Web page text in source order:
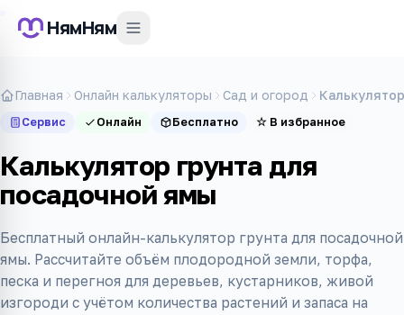
НямНям
Главная Онлайн калькуляторы Сад и огород
Сервис Онлайн Бесплатно ☆ В избранное
Калькулятор грунта для
посадочной ямы
Бесплатный онлайн-калькулятор грунта для посадочной
ямы. Рассчитайте объём плодородной земли, торфа,
песка и перегноя для деревьев, кустарников, живой
изгороди с учётом количества растений и запаса на